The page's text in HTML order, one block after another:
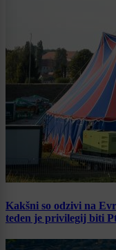
Kakšni so odzivi na
teden je privilegij biti